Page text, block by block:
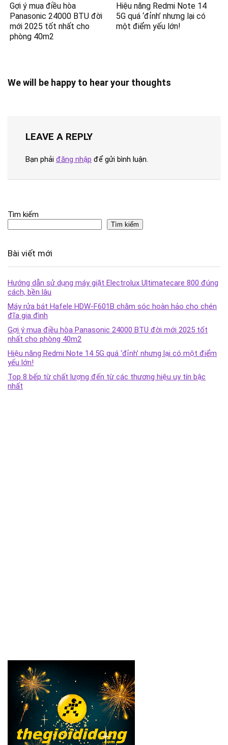
Gợi ý mua điều hòa
Panasonic 24000 BTU đời
mới 2025 tốt nhất cho
phòng 40m2
Hiệu năng Redmi Note 14
5G quá ‘đỉnh’ nhưng lại có
một điểm yếu lớn!
We will be happy to hear your thoughts
LEAVE A REPLY
Bạn phải đăng nhập để gửi bình luận.
Tìm kiếm
Tìm kiếm
Bài viết mới
Hướng dẫn sử dụng máy giặt Electrolux Ultimatecare 800 đúng
cách, bền lâu
Máy rửa bát Hafele HDW-F601B chăm sóc hoàn hảo cho chén
đĩa gia đình
Gợi ý mua điều hòa Panasonic 24000 BTU đời mới 2025 tốt
nhất cho phòng 40m2
Hiệu năng Redmi Note 14 5G quá ‘đỉnh’ nhưng lại có một điểm
yếu lớn!
Top 8 bếp từ chất lượng đến từ các thương hiệu uy tín bậc
nhất